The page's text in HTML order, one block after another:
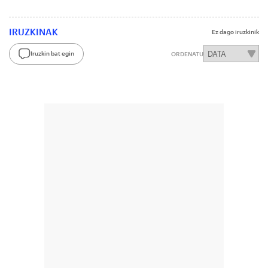
IRUZKINAK Ez dago iruzkinik
Iruzkin bat egin ORDENATU